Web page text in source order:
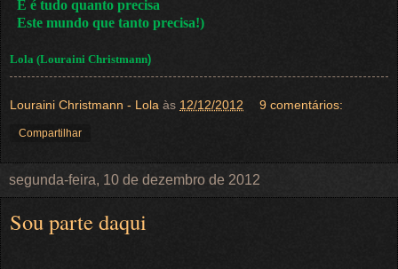
E é tudo quanto precisa
Este mundo que tanto precisa!)
Lola (Louraini Christmann)
Louraini Christmann - Lola às 12/12/2012 9 comentários:
Compartilhar
segunda-feira, 10 de dezembro de 2012
Sou parte daqui